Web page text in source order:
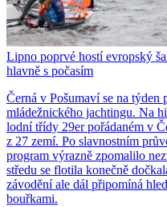
Lipno poprvé hostí evropský
hlavně s počasím
Černá v Pošumaví se na týden
mládežnického jachtingu. Na
lodní třídy 29er pořádaném v
z 27 zemí. Po slavnostním
program výrazně zpomalilo
středu se flotila konečně
závodění ale dál připomíná
bouřkami.